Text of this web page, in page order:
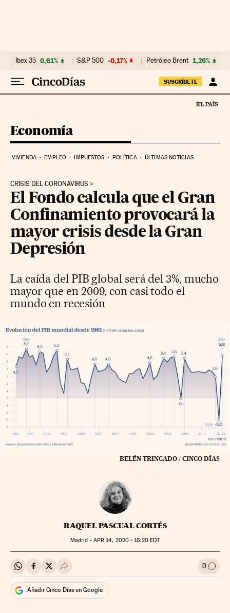
Ibex 35 0,61% S&P 500 -0,17% Petróleo Brent 1,26%
SUSCRÍBETE
Economía
VIVIENDA EMPLEO IMPUESTOS POLÍTICA ÚLTIMAS NOTICIAS
CRISIS DEL CORONAVIRUS
El Fondo calcula que el Gran
Confinamiento provocará la
mayor crisis desde la Gran
Depresión
La caída del PIB global será del 3%, mucho
mayor que en 2009, con casi todo el
mundo en recesión
BELÉN TRINCADO / CINCO DÍAS
RAQUEL PASCUAL CORTÉS
Madrid - APR 14, 2020 - 16:20EDT
Compartir en Whatsapp
Compartir en Facebook
Compartir en Twitter
Desplegar Redes Sociales 0 Ir a
Añadir Cinco Días en Google